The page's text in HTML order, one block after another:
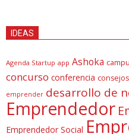
IDEAS
Agenda Startup app Ashoka
concurso conferencia consejos
emprender desarrollo de
Emprendedor
Emprendedor Social